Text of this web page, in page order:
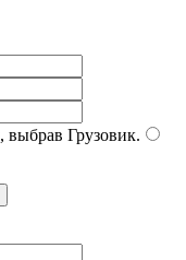
выбрав Грузовик.